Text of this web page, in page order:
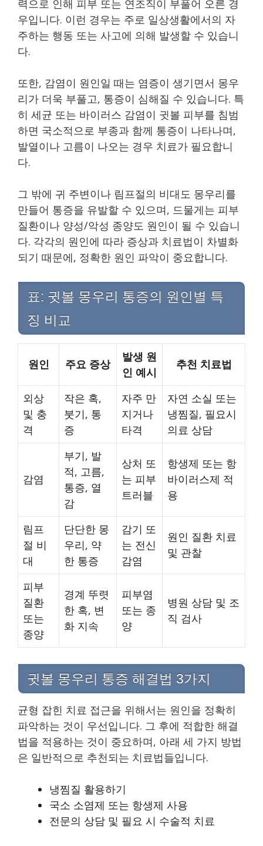
력으로 인해 피부 또는 연조직이 부풀어 오른 경
우입니다. 이런 경우는 주로 일상생활에서의 자
주하는 행동 또는 사고에 의해 발생할 수 있습니
다.
또한, 감염이 원인일 때는 염증이 생기면서 몽우
리가 더욱 부풀고, 통증이 심해질 수 있습니다. 특
히 세균 또는 바이러스 감염이 귓볼 피부를 침범
하면 국소적으로 부종과 함께 통증이 나타나며,
발열이나 고름이 나오는 경우 치료가 필요합니
다.
그 밖에 귀 주변이나 림프절의 비대도 몽우리를
만들어 통증을 유발할 수 있으며, 드물게는 피부
질환이나 양성/악성 종양도 원인이 될 수 있습니
다. 각각의 원인에 따라 증상과 치료법이 차별화
되기 때문에, 정확한 원인 파악이 중요합니다.
표: 귓볼 몽우리 통증의 원인별 특
징 비교
원인 주요 증상
발생 원
인 예시
추천 치료법
외상
및 충
격
작은 혹,
붓기, 통
증
자주 만
지거나
타격
자연 소실 또는
냉찜질, 필요시
의료 상담
감염
부기, 발
적, 고름,
통증, 열
감
상처 또
는 피부
트러블
항생제 또는 항
바이러스제 적
용
림프
절 비
대
단단한 몽
우리, 약
한 통증
감기 또
는 전신
감염
원인 질환 치료
및 관찰
피부
질환
또는
종양
경계 뚜렷
한 혹, 변
화 지속
피부염
또는 종
양
병원 상담 및 조
직 검사
귓볼 몽우리 통증 해결법 3가지
균형 잡힌 치료 접근을 위해서는 원인을 정확히
파악하는 것이 우선입니다. 그 후에 적합한 해결
법을 적용하는 것이 중요하며, 아래 세 가지 방법
은 일반적으로 추천되는 치료법들입니다.
냉찜질 활용하기
국소 소염제 또는 항생제 사용
전문의 상담 및 필요 시 수술적 치료